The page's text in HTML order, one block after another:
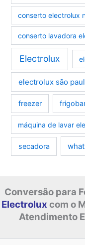
conserto electrolux
conserto lavadora
Electrolux
electrolux são
freezer
máquina de lavar
secadora
Conversão para
Electrolux com o
Atendimento